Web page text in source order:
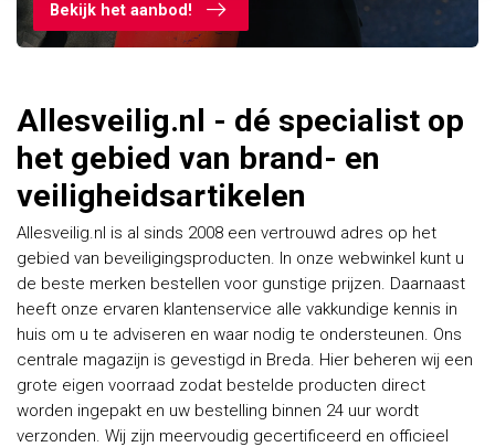
Bekijk het aanbod!
Allesveilig.nl - dé specialist op
het gebied van brand- en
veiligheidsartikelen
Allesveilig.nl is al sinds 2008 een vertrouwd adres op het
gebied van beveiligingsproducten. In onze webwinkel kunt u
de beste merken bestellen voor gunstige prijzen. Daarnaast
heeft onze ervaren klantenservice alle vakkundige kennis in
huis om u te adviseren en waar nodig te ondersteunen. Ons
centrale magazijn is gevestigd in Breda. Hier beheren wij een
grote eigen voorraad zodat bestelde producten direct
worden ingepakt en uw bestelling binnen 24 uur wordt
verzonden. Wij zijn meervoudig gecertificeerd en officieel